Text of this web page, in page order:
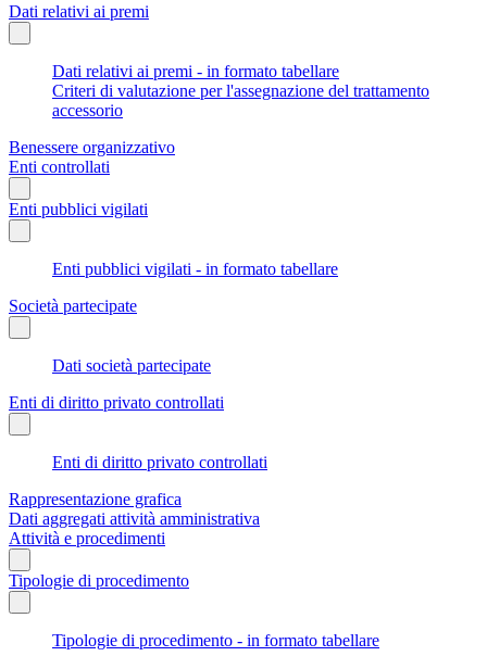
Dati relativi ai premi
Dati relativi ai premi - in formato tabellare
Criteri di valutazione per l'assegnazione del trattamento
accessorio
Benessere organizzativo
Enti controllati
Enti pubblici vigilati
Enti pubblici vigilati - in formato tabellare
Società partecipate
Dati società partecipate
Enti di diritto privato controllati
Enti di diritto privato controllati
Rappresentazione grafica
Dati aggregati attività amministrativa
Attività e procedimenti
Tipologie di procedimento
Tipologie di procedimento - in formato tabellare